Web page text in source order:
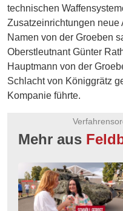
technischen
Zusatzeinrichtungen neue
Namen von der Groeben
Oberstleutnant Günter
Hauptmann von der
Schlacht von Königgrätz
Kompanie führte.
Mehr aus